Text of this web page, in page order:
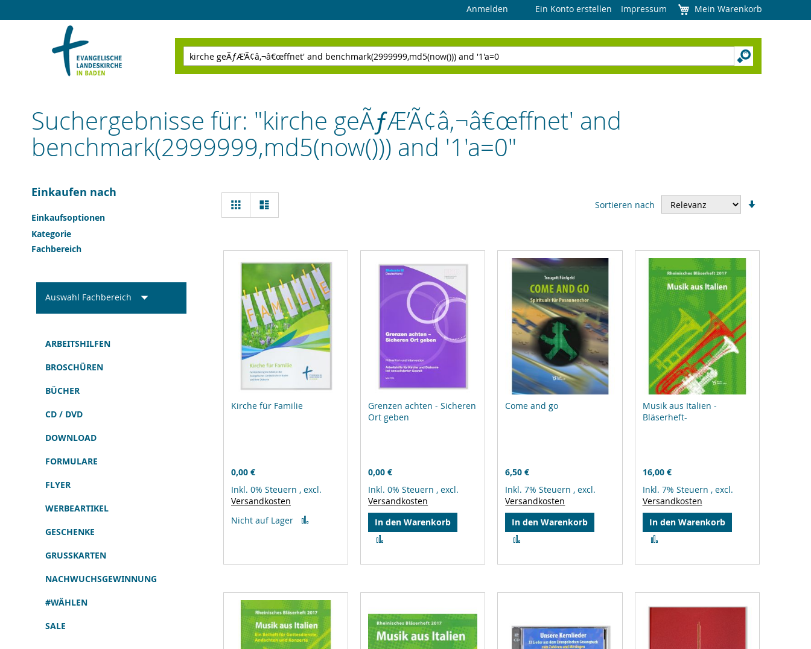
Anmelden Ein Konto erstellen Impressum Mein Warenkorb
Suchen
Suchergebnisse für: "kirche geÃƒÆ’Ã¢â‚¬â€œffnet' and
benchmark(2999999,md5(now())) and '1'a=0"
Ansicht
als
Raster Sortieren nach
Kirche für Familie
0,00 €
Inkl. 0% Steuern , excl.
Versandkosten
Nicht auf Lager
Vergleichsliste
Grenzen achten - Sicheren
Ort geben
0,00 €
Inkl. 0% Steuern ,excl.
Versandkosten
In den Warenkorb
Come and go
6,50 €
Inkl. 7% Steuern ,excl.
Versandkosten
In den Warenkorb
Musik aus Italien -
Bläserheft-
16,00 €
Inkl. 7% Steuern , excl.
Versandkosten
In den Warenkorb
Einkaufen nach
Einkaufsoptionen
Kategorie
Fachbereich
Auswahl Fachbereich
ARBEITSHILFEN
BROSCHÜREN
BÜCHER
CD / DVD
DOWNLOAD
FORMULARE
FLYER
WERBEARTIKEL
GESCHENKE
GRUSSKARTEN
NACHWUCHSGEWINNUNG
#WÄHLEN
SALE